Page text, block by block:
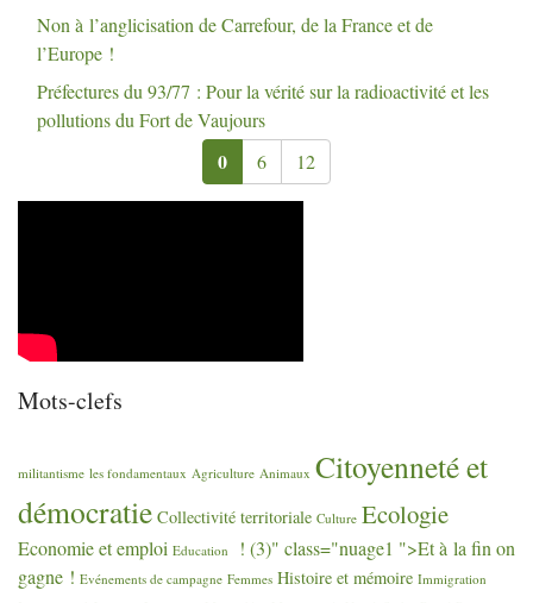
Non à l’anglicisation de Carrefour, de la France et de
l’Europe !
Préfectures du 93/77 : Pour la vérité sur la radioactivité et les
pollutions du Fort de Vaujours
0 6 12
Mots-clefs
militantisme les fondamentaux Agriculture Animaux Citoyenneté et
démocratie Collectivité territoriale Culture Ecologie
Economie et emploi Education
! (3)" class="nuage1 ">Et à la fin on
gagne ! Evénements de campagne Femmes Histoire et mémoire Immigration